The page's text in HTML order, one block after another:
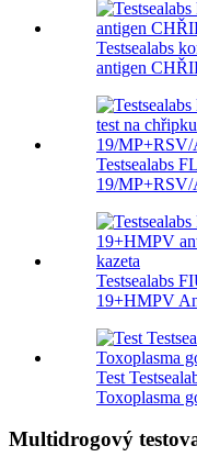
Testsealabs
antigen
Testsealabs
19/
Testsealabs
19+HMPV
Test
Toxoplasma
Multidrogový